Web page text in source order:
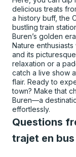
delicious treats
a history buff, the
bustling train
Buren’s golden
Nature
and its
relaxation or a
catch a live show
flair. Ready to
town? Make that
Buren—a
effortlessly.
Questions
trajet en bus